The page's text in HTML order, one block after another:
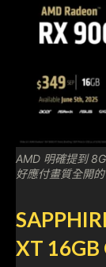
AMD 明確提到
好應付畫質全開
XT 16GB